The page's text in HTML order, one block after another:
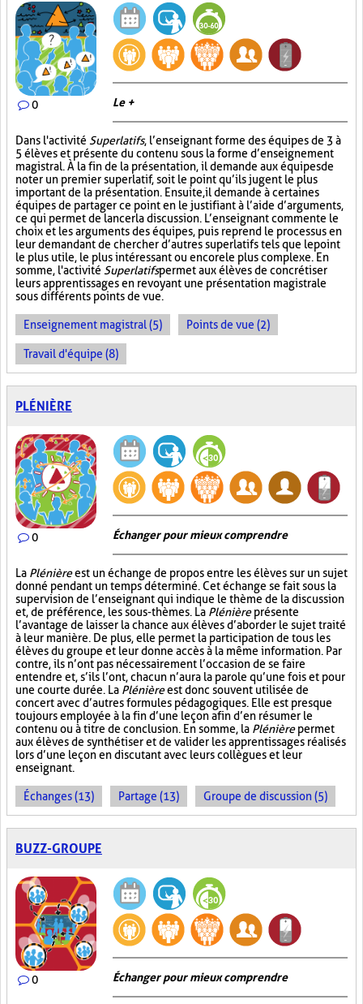
0 Le +
Dans l'activité Superlatifs, l’enseignant forme des équipes de 3 à
5 élèves et présente du contenu sous la forme d’enseignement
magistral. À la fin de la présentation, il demande aux équipes de
noter un premier superlatif, soit le point qu’ils jugent le plus
important de la présentation. Ensuite, il demande à certaines
équipes de partager ce point en le justifiant à l’aide d’arguments,
ce qui permet de lancer la discussion. L’enseignant commente le
choix et les arguments des équipes, puis reprend le processus en
leur demandant de chercher d’autres superlatifs tels que le point
le plus utile, le plus intéressant ou encore le plus complexe. En
somme, l'activité Superlatifspermet aux élèves de concrétiser
leurs apprentissages en revoyant une présentation magistrale
sous différents points de vue.
Enseignement magistral (5) Points de vue (2)
Travail d'équipe (8)
PLÉNIÈRE
0 Échanger pour mieux comprendre
La Plénièreest un échange de propos entre les élèves sur un sujet
donné pendant un temps déterminé. Cet échange se fait sous la
supervision de l’enseignant qui indique le thème de la discussion
et, de préférence, les sous-thèmes. La Plénièreprésente
l’avantage de laisser la chance aux élèves d’aborder le sujet traité
à leur manière. De plus, elle permet la participation de tous les
élèves du groupe et leur donne accès à la même information. Par
contre, ils n’ont pas nécessairement l’occasion de se faire
entendre et, s’ils l’ont, chacun n’aura la parole qu’une fois et pour
une courte durée. La Plénièreest donc souvent utilisée de
concert avec d’autres formules pédagogiques. Elle est presque
toujours employée à la fin d’une leçon afin d’en résumer le
contenu ou à titre de conclusion. En somme, la Plénièrepermet
aux élèves de synthétiser et de valider les apprentissages réalisés
lors d’une leçon en discutant avec leurs collègues et leur
enseignant.
Échanges (13) Partage (13) Groupe de discussion (5)
BUZZ-GROUPE
0 Échanger pour mieux comprendre